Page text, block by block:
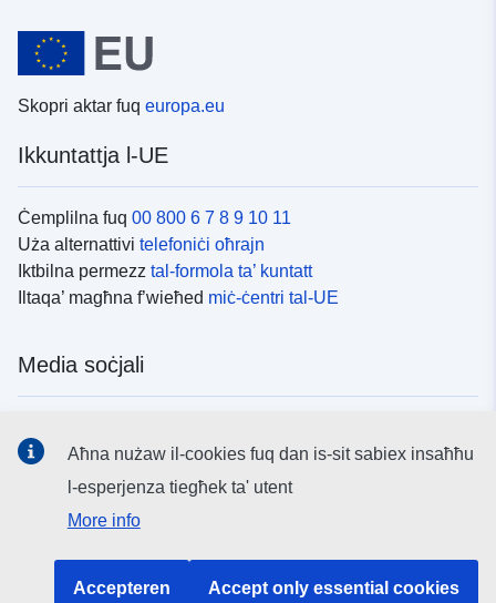
Skopri aktar fuq europa.eu
Ikkuntattja l-UE
Ċemplilna fuq 00 800 6 7 8 9 10 11
Uża alternattivi telefoniċi oħrajn
Iktbilna permezz tal-formola ta’ kuntatt
Iltaqa’ magħna f’wieħed miċ-ċentri tal-UE
Media soċjali
L-istituzzjonijiet u l-korpi tal-UE
Aħna nużaw il-cookies fuq dan is-sit sabiex insaħħu
l-esperjenza tiegħek ta' utent
More info
Accepteren Accept only essential cookies